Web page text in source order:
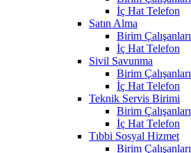
İç Hat Telefon
Satın Alma
Birim Çalışanları
İç Hat Telefon
Sivil Savunma
Birim Çalışanları
İç Hat Telefon
Teknik Servis Birimi
Birim Çalışanları
İç Hat Telefon
Tıbbi Sosyal Hizmet
Birim Çalışanları